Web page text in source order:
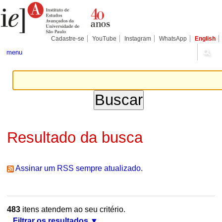
para
conteúdo.
Pessoais
Cadastre-se YouTube Instagram WhatsApp English
menu
Resultado da busca
Assinar um RSS sempre atualizado.
483itens atendem ao seu critério.